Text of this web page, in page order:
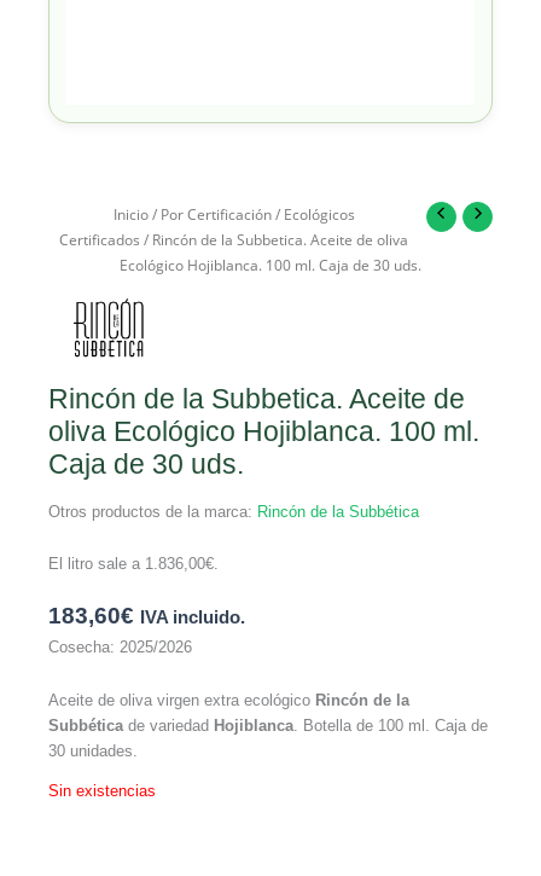
Inicio/ Por Certificación/ Ecológicos
Certificados / Rincón de la Subbetica. Aceite de oliva
Ecológico Hojiblanca. 100 ml. Caja de 30 uds.
Rincón de la Subbetica. Aceite de
oliva Ecológico Hojiblanca. 100 ml.
Caja de 30 uds.
Otros productos de la marca: Rincón de la Subbética
El litro sale a 1.836,00€.
183,60€ IVA incluido.
Cosecha: 2025/2026
Aceite de oliva virgen extra ecológico Rincón de la
Subbética de variedad Hojiblanca . Botella de 100 ml. Caja de
30 unidades.
Sin existencias